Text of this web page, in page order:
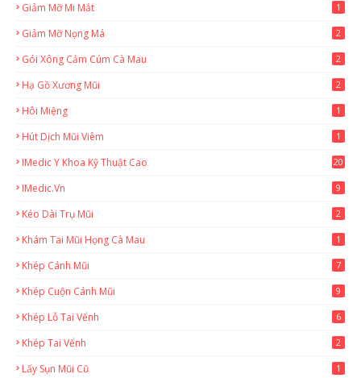
Giảm Mỡ Mi Mắt 1
Giảm Mỡ Nọng Má 2
Gói Xông Cảm Cúm Cà Mau 2
Hạ Gồ Xương Mũi 2
Hôi Miệng 1
Hút Dịch Mũi Viêm 1
IMedic Y Khoa Kỹ Thuật Cao
20
IMedic.vn 9
Kéo Dài Trụ Mũi 2
Khám Tai Mũi Họng Cà Mau 1
Khép Cánh Mũi 7
Khép Cuộn Cánh Mũi 9
Khép Lỗ Tai Vểnh 6
Khép Tai Vểnh 2
Lấy Sụn Mũi Cũ 1